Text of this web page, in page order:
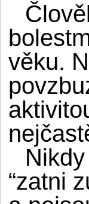
věku.
“zatni